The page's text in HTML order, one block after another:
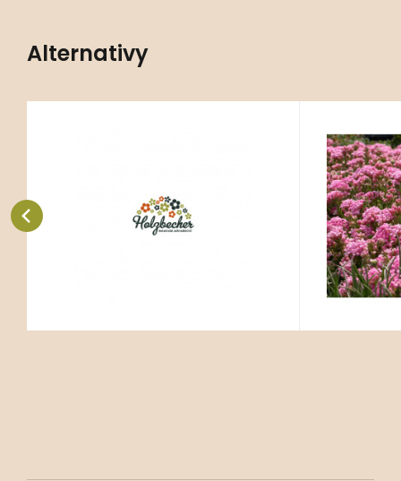
Alternativy
Oblíbený
Porovnat
- skalní kamenité rohože s
vysýchavou půdou, SF2 - skalní
168 ks
Stanovištní
- skalní
štěrbin